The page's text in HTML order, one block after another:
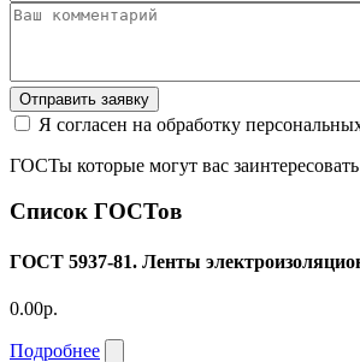
Отправить заявку
Я согласен на обработку
ГОСТы которые могут вас заинтересовать
Список ГОСТов
ГОСТ 5937-81. Ленты
0.00р.
Подробнее